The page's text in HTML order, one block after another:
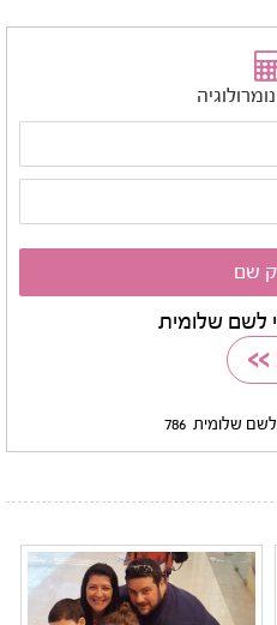
לשם שלומית
>>
לשם שלומית 786